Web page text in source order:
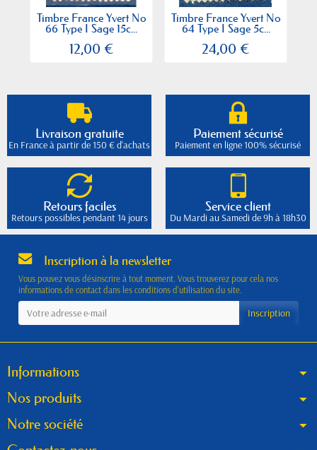
Timbre France Yvert No
66 Type I Sage 15c...
12,00 €
Timbre France Yvert No
64 Type I Sage 5c...
24,00 €
Livraison gratuite
En France à partir de 150 € d'achats
Paiement sécurisé
Paiement en ligne 100% sécurisé
Retours faciles
Retours possibles pendant 14 jours
Service client
Du Mardi au Samedi de 9h à 18h30
Inscription à la newsletter
Vous pouvez vous désinscrire à tout moment. Vous trouverez pour cela nos
informations de contact dans les conditions d'utilisation du site.
Informations
Nos produits
Notre société